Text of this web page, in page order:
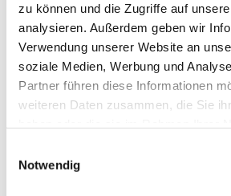
zu können und die Zugriffe auf
analysieren. Außerdem geben wir
Verwendung unserer Website an
soziale Medien, Werbung und
Partner führen diese Informationen
weiteren Daten zusammen, die Sie
Notwendig
Bea, Sibylle, Mario und Benedikt
diese wertvolle Zeit mit euch zu